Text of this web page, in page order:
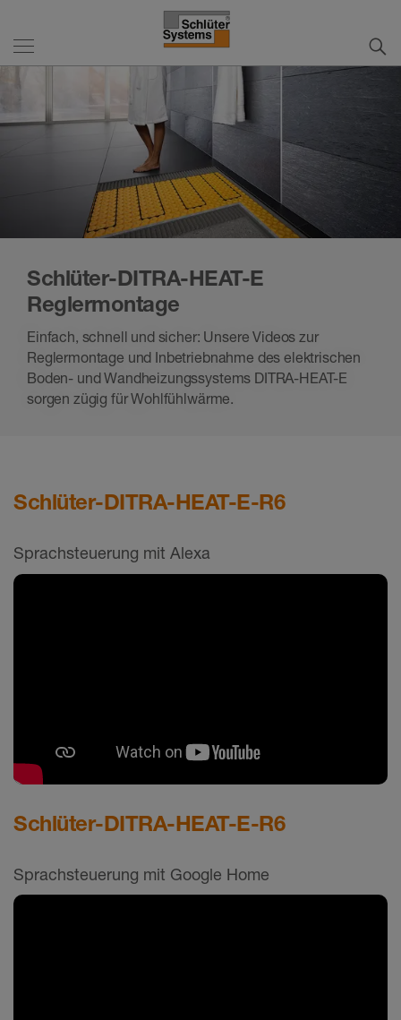
Schlüter-DITRA-HEAT-E
Reglermontage
Einfach, schnell und sicher: Unsere Videos zur
Reglermontage und Inbetriebnahme des elektrischen
Boden- und Wandheizungssystems DITRA-HEAT-E
sorgen zügig für Wohlfühlwärme.
Schlüter-DITRA-HEAT-E-R6
Sprachsteuerung mit Alexa
Schlüter-DITRA-HEAT-E-R6
Sprachsteuerung mit Google Home